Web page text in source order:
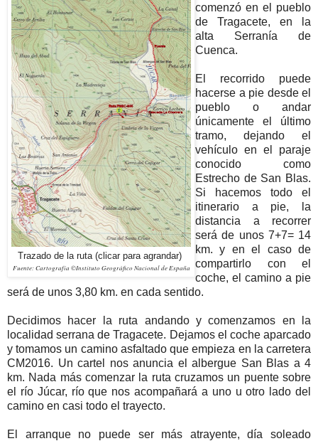
Trazado de la ruta (clicar para agrandar)
Fuente: Cartografía ©Instituto Geográfico Nacional de España
comenzó en el pueblo
de Tragacete, en la
alta Serranía de
Cuenca.
El recorrido puede
hacerse a pie desde el
pueblo o andar
únicamente el último
tramo, dejando el
vehículo en el paraje
conocido como
Estrecho de San Blas.
Si hacemos todo el
itinerario a pie, la
distancia a recorrer
será de unos 7+7= 14
km. y en el caso de
compartirlo con el
coche, el camino a pie
será de unos 3,80 km. en cada sentido.
Decidimos hacer la ruta andando y comenzamos en la
localidad serrana de Tragacete. Dejamos el coche aparcado
y tomamos un camino asfaltado que empieza en la carretera
CM2016. Un cartel nos anuncia el albergue San Blas a 4
km. Nada más comenzar la ruta cruzamos un puente sobre
el río Júcar, río que nos acompañará a uno u otro lado del
camino en casi todo el trayecto.
El arranque no puede ser más atrayente, día soleado